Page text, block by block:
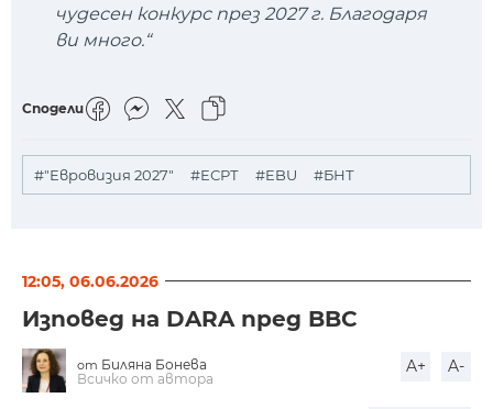
чудесен конкурс през 2027 г. Благодаря
ви много.“
Сподели
#"Евровизия 2027" #ЕСРТ #EBU #БНТ
12:05, 06.06.2026
Изповед на DARA пред BBC
от Биляна Бонева
Всичко от автора
A+ A-